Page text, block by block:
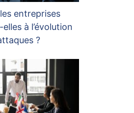
entreprises
elles à l’évolution
?